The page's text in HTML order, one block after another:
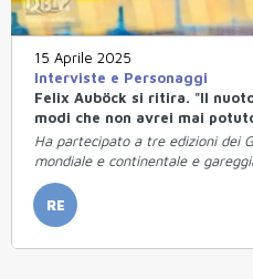
15 Aprile 2025
Interviste e Personaggi
Felix Auböck si ritira. "Il
modi che non avrei mai
Ha partecipato a tre edizioni dei
mondiale e continentale e
RE